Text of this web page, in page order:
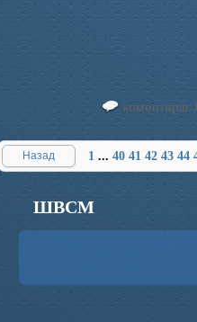
коментарів:
Назад 1 ... 40 41 42 43 44
ШВСМ